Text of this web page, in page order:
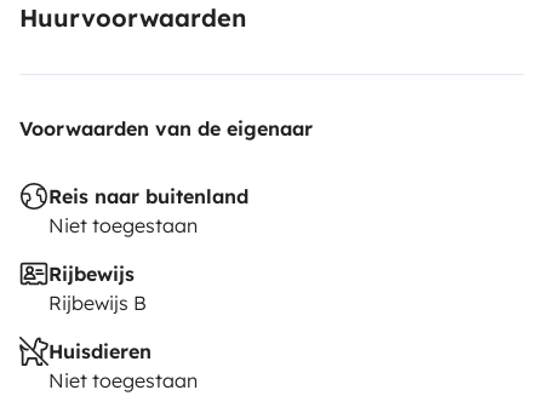
Huurvoorwaarden
Voorwaarden van de eigenaar
Reis naar buitenland
Niet toegestaan
Rijbewijs
Rijbewijs B
Huisdieren
Niet toegestaan